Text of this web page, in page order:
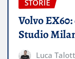
STORIE
Volvo
Studio
Luca